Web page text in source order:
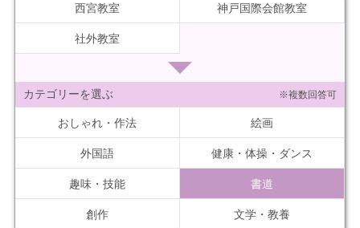
西宮教室 神戸国際会館教室
社外教室
カテゴリーを選ぶ ※複数回答可
おしゃれ・作法 絵画
外国語 健康・体操・ダンス
趣味・技能 書道
創作 文学・教養